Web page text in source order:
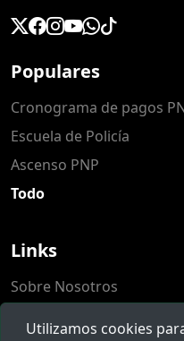
Populares
Cronograma de pagos
Escuela de Policía
Ascenso PNP
Todo
Links
Sobre Nosotros
Utilizamos cookies